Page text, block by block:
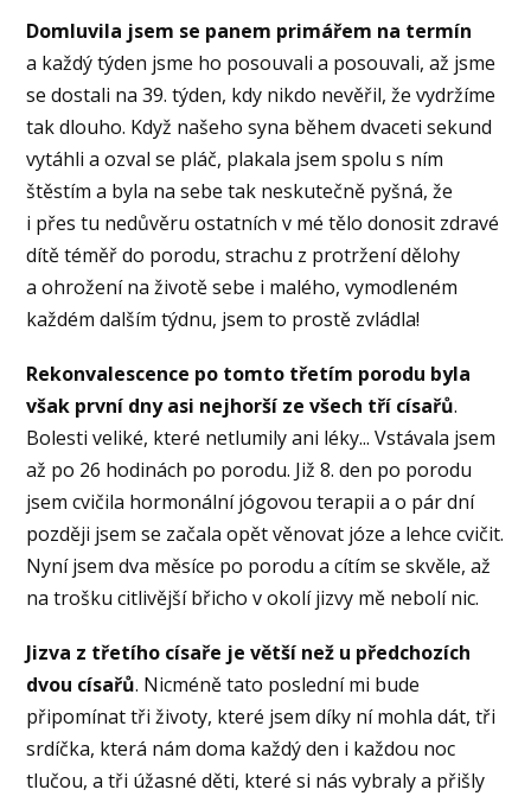
Domluvila jsem se panem primářem na termín
a každý týden jsme ho posouvali a posouvali, až jsme
se dostali na 39. týden, kdy nikdo nevěřil, že vydržíme
tak dlouho. Když našeho syna během dvaceti sekund
vytáhli a ozval se pláč, plakala jsem spolu s ním
štěstím a byla na sebe tak neskutečně pyšná, že
i přes tu nedůvěru ostatních v mé tělo donosit zdravé
dítě téměř do porodu, strachu z protržení dělohy
a ohrožení na životě sebe i malého, vymodleném
každém dalším týdnu, jsem to prostě zvládla!
Rekonvalescence po tomto třetím porodu byla
však první dny asi nejhorší ze všech tří císařů.
Bolesti veliké, které netlumily ani léky... Vstávala jsem
až po 26 hodinách po porodu. Již 8. den po porodu
jsem cvičila hormonální jógovou terapii a o pár dní
později jsem se začala opět věnovat józe a lehce cvičit.
Nyní jsem dva měsíce po porodu a cítím se skvěle, až
na trošku citlivější břicho v okolí jizvy mě nebolí nic.
Jizva z třetího císaře je větší než u předchozích
dvou císařů. Nicméně tato poslední mi bude
připomínat tři životy, které jsem díky ní mohla dát, tři
srdíčka, která nám doma každý den i každou noc
tlučou, a tři úžasné děti, které si nás vybraly a přišly